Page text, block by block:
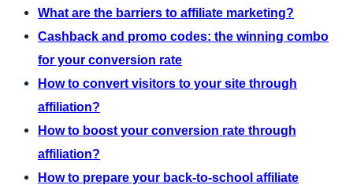
What are the barriers to affiliate marketing?
Cashback and promo codes: the winning combo
for your conversion rate
How to convert visitors to your site through
affiliation?
How to boost your conversion rate through
affiliation?
How to prepare your back-to-school affiliate